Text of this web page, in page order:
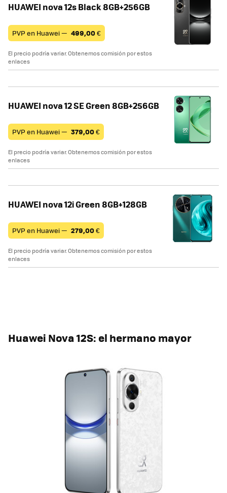
HUAWEI nova 12s Black 8GB+256GB
PVP en Huawei — 499,00€
El precio podría variar. Obtenemos comisión por estos
enlaces
HUAWEI nova 12 SE Green 8GB+256GB
PVP en Huawei — 379,00€
El precio podría variar. Obtenemos comisión por estos
enlaces
HUAWEI nova 12i Green 8GB+128GB
PVP en Huawei — 279,00€
El precio podría variar. Obtenemos comisión por estos
enlaces
Huawei Nova 12S: el hermano mayor